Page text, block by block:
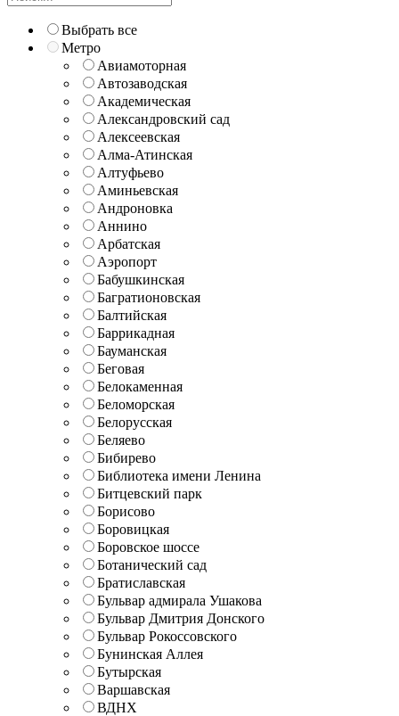
Выбрать все
Метро
Авиамоторная
Автозаводская
Академическая
Александровский сад
Алексеевская
Алма-Атинская
Алтуфьево
Аминьевская
Андроновка
Аннино
Арбатская
Аэропорт
Бабушкинская
Багратионовская
Балтийская
Баррикадная
Бауманская
Беговая
Белокаменная
Беломорская
Белорусская
Беляево
Бибирево
Библиотека имени Ленина
Битцевский парк
Борисово
Боровицкая
Боровское шоссе
Ботанический сад
Братиславская
Бульвар адмирала Ушакова
Бульвар Дмитрия Донского
Бульвар Рокоссовского
Бунинская Аллея
Бутырская
Варшавская
ВДНХ